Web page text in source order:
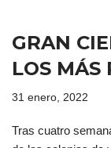
GRAN
LOS MÁS
31 enero, 2022
Tras cuatro